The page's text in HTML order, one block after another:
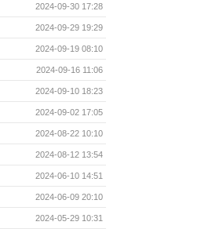
2024-09-30 17:28
2024-09-29 19:29
2024-09-19 08:10
2024-09-16 11:06
2024-09-10 18:23
2024-09-02 17:05
2024-08-22 10:10
2024-08-12 13:54
2024-06-10 14:51
2024-06-09 20:10
2024-05-29 10:31